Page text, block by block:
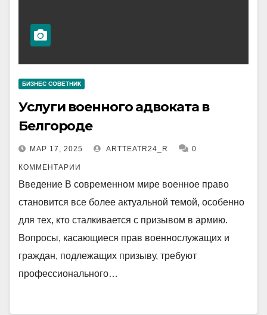
БИЗНЕС СОВЕТНИК
Услуги военного адвоката в
Белгороде
МАР 17, 2025 ARTTEATR24_R 0
КОММЕНТАРИИ
Введение В современном мире военное право
становится все более актуальной темой, особенно
для тех, кто сталкивается с призывом в армию.
Вопросы, касающиеся прав военнослужащих и
граждан, подлежащих призыву, требуют
профессионального…